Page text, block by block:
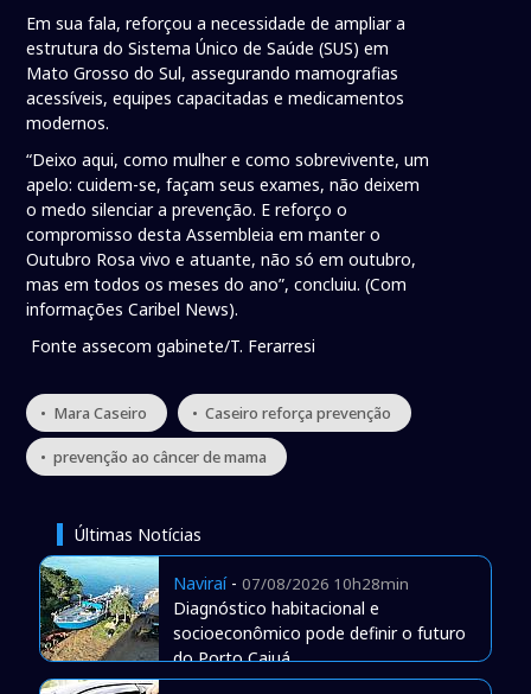
Em sua fala, reforçou a necessidade de ampliar a
estrutura do Sistema Único de Saúde (SUS) em
Mato Grosso do Sul, assegurando mamografias
acessíveis, equipes capacitadas e medicamentos
modernos.
“Deixo aqui, como mulher e como sobrevivente, um
apelo: cuidem-se, façam seus exames, não deixem
o medo silenciar a prevenção. E reforço o
compromisso desta Assembleia em manter o
Outubro Rosa vivo e atuante, não só em outubro,
mas em todos os meses do ano”, concluiu. (Com
informações Caribel News).
Fonte assecom gabinete/T. Ferarresi
• Mara Caseiro • Caseiro reforça prevenção
• prevenção ao câncer de mama
Últimas Notícias
Naviraí- 07/08/2026 10h28min
Diagnóstico habitacional e
socioeconômico pode definir o futuro
do Porto Caiuá